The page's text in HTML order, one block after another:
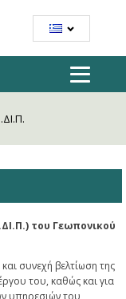
του Γεωπονικού
συνεχή βελτίωση της
του, καθώς και για
υπηρεσιών του,